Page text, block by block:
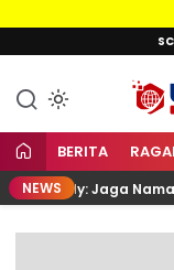
ke
BERITA
NEWS
Wesly: Jaga Nama